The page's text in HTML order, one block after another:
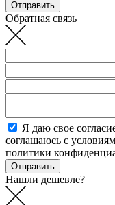
Обратная связь
Я даю свое
соглашаюсь с
политики
Нашли дешевле?